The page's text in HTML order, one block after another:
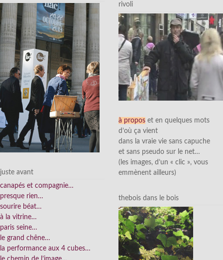
juste avant
canapés et compagnie…
presque rien…
sourire béat…
à la vitrine…
paris seine…
le grand chêne…
la performance aux 4 cubes…
rivoli
à propos et en quelques mots
d’où ça vient
dans la vraie vie sans capuche
et sans pseudo sur le net…
(les images, d’un « clic », vous
emmènent ailleurs)
thebois dans le bois